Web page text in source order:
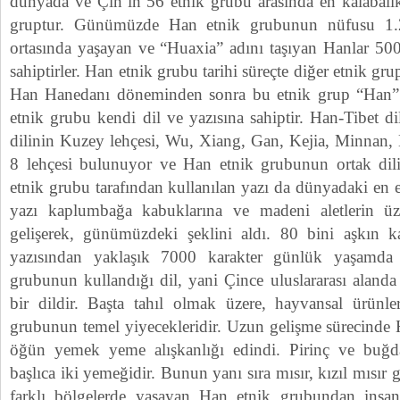
gruptur. Günümüzde Han etnik grubunun nüfusu
ortasında yaşayan ve “Huaxia” adını taşıyan Hanlar
sahiptirler. Han etnik grubu tarihi süreçte diğer etnik
Han Hanedanı döneminden sonra bu etnik grup
etnik grubu kendi dil ve yazısına sahiptir. Han-Tibet
dilinin Kuzey lehçesi, Wu, Xiang, Gan, Kejia, Minnan,
8 lehçesi bulunuyor ve Han etnik grubunun ortak dili
etnik grubu tarafından kullanılan yazı da dünyadaki en
yazı kaplumbağa kabuklarına ve madeni aletlerin
gelişerek, günümüzdeki şeklini aldı. 80 bini aşkın
yazısından yaklaşık 7000 karakter günlük
grubunun kullandığı dil, yani Çince uluslararası
bir dildir. Başta tahıl olmak üzere, hayvansal
grubunun temel yiyecekleridir. Uzun gelişme
öğün yemek yeme alışkanlığı edindi. Pirinç ve
başlıca iki yemeğidir. Bunun yanı sıra mısır, kızıl
farklı bölgelerde yaşayan Han etnik grubundan